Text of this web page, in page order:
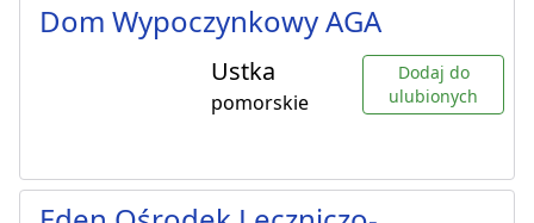
Dom Wypoczynkowy AGA
Ustka
pomorskie
Dodaj do
ulubionych